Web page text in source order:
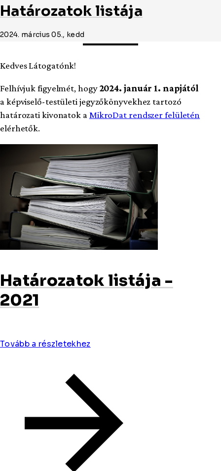
Határozatok listája
2024. március 05., kedd
Kedves Látogatónk!
Felhívjuk figyelmét, hogy2024. január 1. napjától
a képviselő-testületi jegyzőkönyvekhez tartozó
határozati kivonatok a MikroDat rendszer felületén
elérhetők.
Határozatok listája -
2021
Tovább a részletekhez